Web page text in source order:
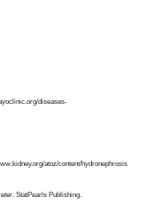
diseases-
atoz/content/hydronephrosis‌
. StatPearls Publishing.